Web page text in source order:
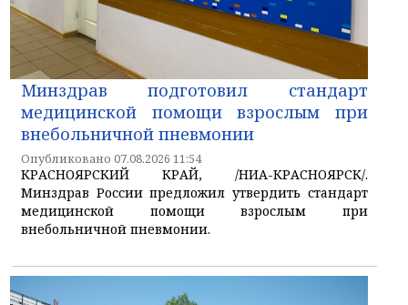
Минздрав подготовил стандарт
медицинской помощи взрослым при
внебольничной пневмонии
Опубликовано 07.08.2026 11:54
КРАСНОЯРСКИЙ КРАЙ, /НИА-КРАСНОЯРСК/.
Минздрав России предложил утвердить стандарт
медицинской помощи взрослым при
внебольничной пневмонии.